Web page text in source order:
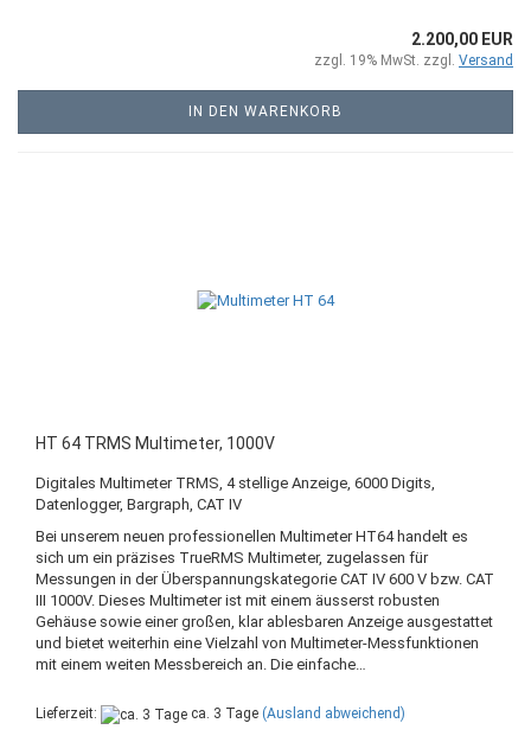
2.200,00 EUR
zzgl. 19% MwSt. zzgl. Versand
IN DEN WARENKORB
HT 64 TRMS Multimeter, 1000V
Digitales Multimeter TRMS, 4 stellige Anzeige, 6000 Digits,
Datenlogger, Bargraph, CAT IV
Bei unserem neuen professionellen Multimeter HT64 handelt es
sich um ein präzises TrueRMS Multimeter, zugelassen für
Messungen in der Überspannungskategorie CAT IV 600 V bzw. CAT
III 1000V. Dieses Multimeter ist mit einem äusserst robusten
Gehäuse sowie einer großen, klar ablesbaren Anzeige ausgestattet
und bietet weiterhin eine Vielzahl von Multimeter-Messfunktionen
mit einem weiten Messbereich an. Die einfache…
Lieferzeit: ca. 3 Tage (Ausland abweichend)